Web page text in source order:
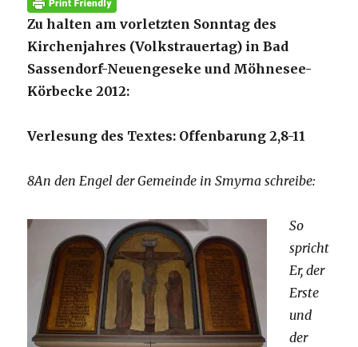
Zu halten am vorletzten Sonntag des
Kirchenjahres (Volkstrauertag) in Bad
Sassendorf-Neuengeseke und Möhnesee-
Körbecke 2012:
Verlesung des Textes: Offenbarung 2,8-11
8An den Engel der Gemeinde in Smyrna schreibe:
So
spricht
Er, der
Erste
und
der